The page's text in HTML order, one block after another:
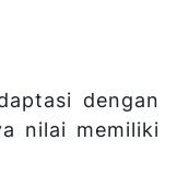
dengan
nilai memiliki